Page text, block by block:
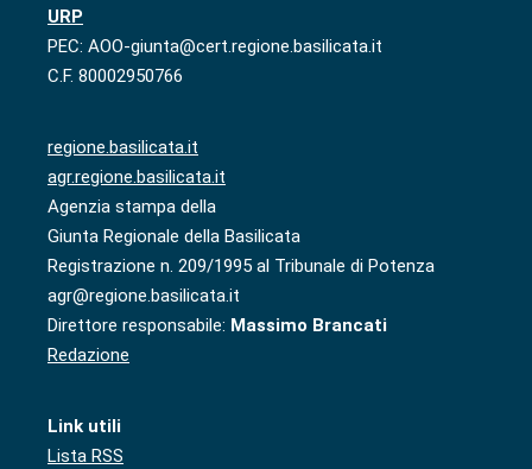
URP
PEC: AOO-giunta@cert.regione.basilicata.it
C.F. 80002950766
regione.basilicata.it
agr.regione.basilicata.it
Agenzia stampa della
Giunta Regionale della Basilicata
Registrazione n. 209/1995 al Tribunale di Potenza
agr@regione.basilicata.it
Direttore responsabile: Massimo Brancati
Redazione
Link utili
Lista RSS